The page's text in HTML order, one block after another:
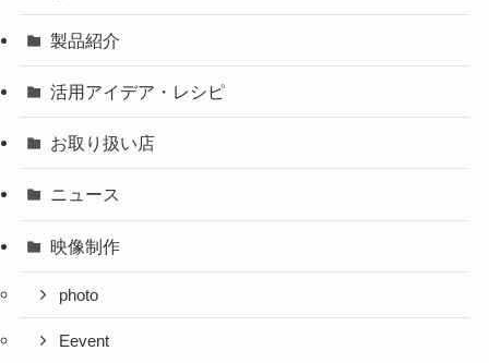
製品紹介
活用アイデア・レシピ
お取り扱い店
ニュース
映像制作
photo
Eevent